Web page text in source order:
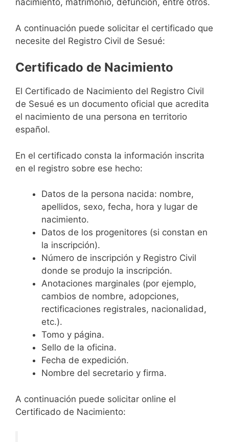
nacimiento, matrimonio, defunción, entre otros.
A continuación puede solicitar el certificado que
necesite del Registro Civil de Sesué:
Certificado de Nacimiento
El Certificado de Nacimiento del Registro Civil
de Sesué es un documento oficial que acredita
el nacimiento de una persona en territorio
español.
En el certificado consta la información inscrita
en el registro sobre ese hecho:
Datos de la persona nacida: nombre,
apellidos, sexo, fecha, hora y lugar de
nacimiento.
Datos de los progenitores (si constan en
la inscripción).
Número de inscripción y Registro Civil
donde se produjo la inscripción.
Anotaciones marginales (por ejemplo,
cambios de nombre, adopciones,
rectificaciones registrales, nacionalidad,
etc.).
Tomo y página.
Sello de la oficina.
Fecha de expedición.
Nombre del secretario y firma.
A continuación puede solicitar online el
Certificado de Nacimiento: